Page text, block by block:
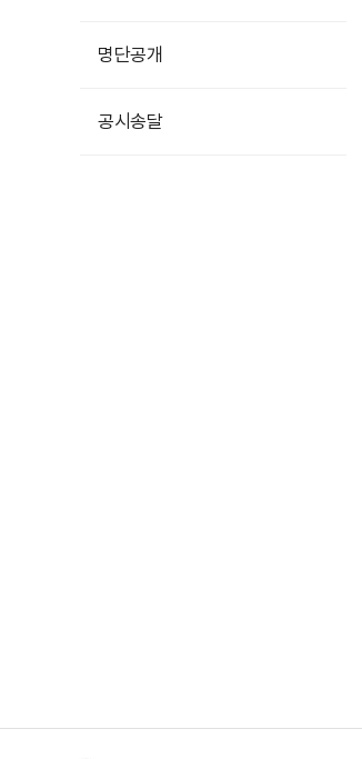
명단공개
공시송달